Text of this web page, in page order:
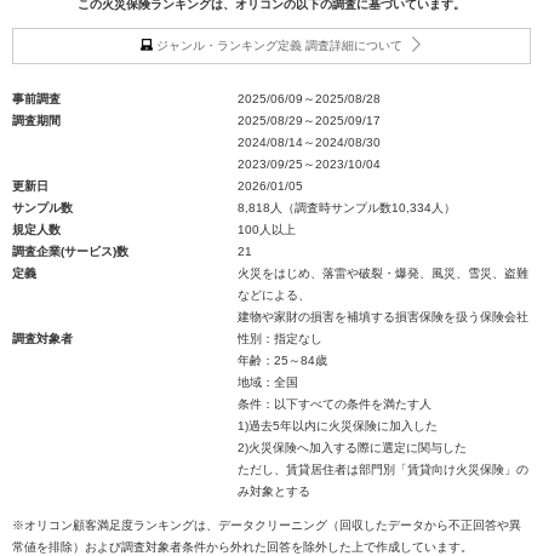
この火災保険ランキングは、オリコンの以下の調査に基づいています。
ジャンル・ランキング定義 調査詳細について
事前調査
2025/06/09～2025/08/28
調査期間
2025/08/29～2025/09/17
2024/08/14～2024/08/30
2023/09/25～2023/10/04
更新日
2026/01/05
サンプル数
8,818人（調査時サンプル数10,334人）
規定人数
100人以上
調査企業(サービス)数
21
定義
火災をはじめ、落雷や破裂・爆発、風災、雪災、盗難
などによる、
建物や家財の損害を補填する損害保険を扱う保険会社
調査対象者
性別：指定なし
年齢：25～84歳
地域：全国
条件：以下すべての条件を満たす人
1)過去5年以内に火災保険に加入した
2)火災保険へ加入する際に選定に関与した
ただし、賃貸居住者は部門別「賃貸向け火災保険」の
み対象とする
※オリコン顧客満足度ランキングは、データクリーニング（回収したデータから不正回答や異
常値を排除）および調査対象者条件から外れた回答を除外した上で作成しています。